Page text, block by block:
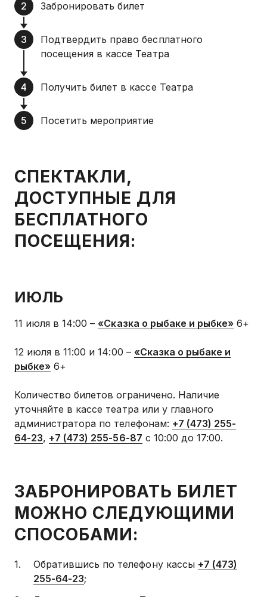
Забронировать билет
Подтвердить право бесплатного
посещения в кассе Театра
Получить билет в кассе Театра
Посетить мероприятие
СПЕКТАКЛИ,
ДОСТУПНЫЕ ДЛЯ
БЕСПЛАТНОГО
ПОСЕЩЕНИЯ:
ИЮЛЬ
11 июля в 14:00 – «Сказка о рыбаке и рыбке» 6+
12 июля в 11:00 и 14:00 – «Сказка о рыбаке и
рыбке» 6+
Количество билетов ограничено. Наличие
уточняйте в кассе театра или у главного
администратора по телефонам: +7 (473) 255-
64-23, +7 (473) 255-56-87 с 10:00 до 17:00.
ЗАБРОНИРОВАТЬ БИЛЕТ
МОЖНО СЛЕДУЮЩИМИ
СПОСОБАМИ:
Обратившись по телефону кассы +7 (473)
255-64-23;